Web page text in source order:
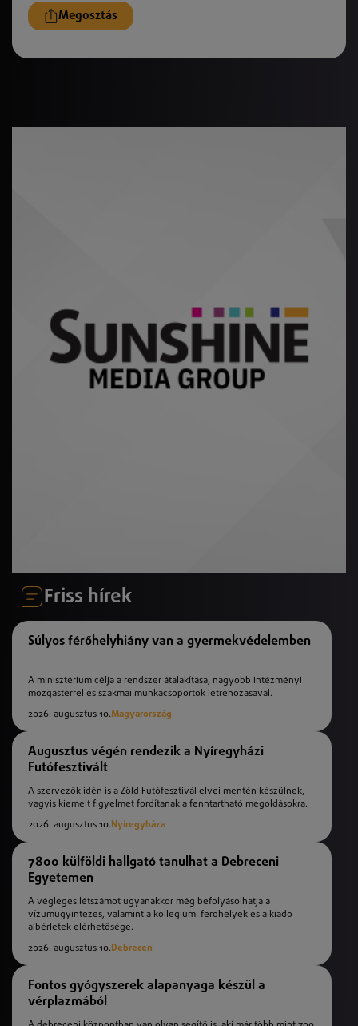
Megosztás
Friss hírek
Súlyos férőhelyhiány van a gyermekvédelemben
A minisztérium célja a rendszer átalakítása, nagyobb intézményi
mozgástérrel és szakmai munkacsoportok létrehozásával.
2026. augusztus 10.Magyarország
Augusztus végén rendezik a Nyíregyházi
Futófesztivált
A szervezők idén is a Zöld Futófesztivál elvei mentén készülnek,
vagyis kiemelt figyelmet fordítanak a fenntartható megoldásokra.
2026. augusztus 10. Nyíregyháza
7800 külföldi hallgató tanulhat a Debreceni
Egyetemen
A végleges létszámot ugyanakkor még befolyásolhatja a
vízumügyintézés, valamint a kollégiumi férőhelyek és a kiadó
albérletek elérhetősége.
2026. augusztus 10.Debrecen
Fontos gyógyszerek alapanyaga készül a
vérplazmából